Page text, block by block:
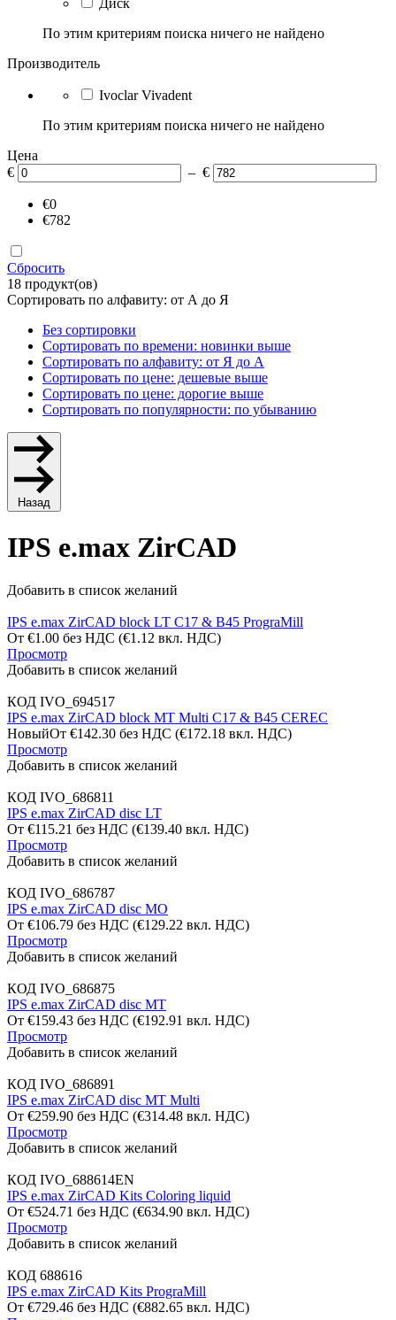
Диск
По этим критериям поиска ничего не найдено
Производитель
Ivoclar Vivadent
По этим критериям поиска ничего не найдено
Цена
€
– €
€0
€782
Сбросить
18 продукт(ов)
Сортировать по алфавиту: от А до Я
Без сортировки
Сортировать по времени: новинки выше
Сортировать по алфавиту: от Я до А
Сортировать по цене: дешевые выше
Сортировать по цене: дорогие выше
Сортировать по популярности: по убыванию
Назад
IPS e.max ZirCAD
Добавить в список желаний
IPS e.max ZirCAD block LT C17 & B45 PrograMill
От €1.00 без НДС (€1.12 вкл. НДС)
Просмотр
Добавить в список желаний
КОД IVO_694517
IPS e.max ZirCAD block MT Multi C17 & B45 CEREC
НовыйОт €142.30 без НДС (€172.18 вкл. НДС)
Просмотр
Добавить в список желаний
КОД IVO_686811
IPS e.max ZirCAD disc LT
От €115.21 без НДС (€139.40 вкл. НДС)
Просмотр
Добавить в список желаний
КОД IVO_686787
IPS e.max ZirCAD disc MO
От €106.79 без НДС (€129.22 вкл. НДС)
Просмотр
Добавить в список желаний
КОД IVO_686875
IPS e.max ZirCAD disc MT
От €159.43 без НДС (€192.91 вкл. НДС)
Просмотр
Добавить в список желаний
КОД IVO_686891
IPS e.max ZirCAD disc MT Multi
От €259.90 без НДС (€314.48 вкл. НДС)
Просмотр
Добавить в список желаний
КОД IVO_688614EN
IPS e.max ZirCAD Kits Coloring liquid
От €524.71 без НДС (€634.90 вкл. НДС)
Просмотр
Добавить в список желаний
КОД 688616
IPS e.max ZirCAD Kits PrograMill
От €729.46 без НДС (€882.65 вкл. НДС)